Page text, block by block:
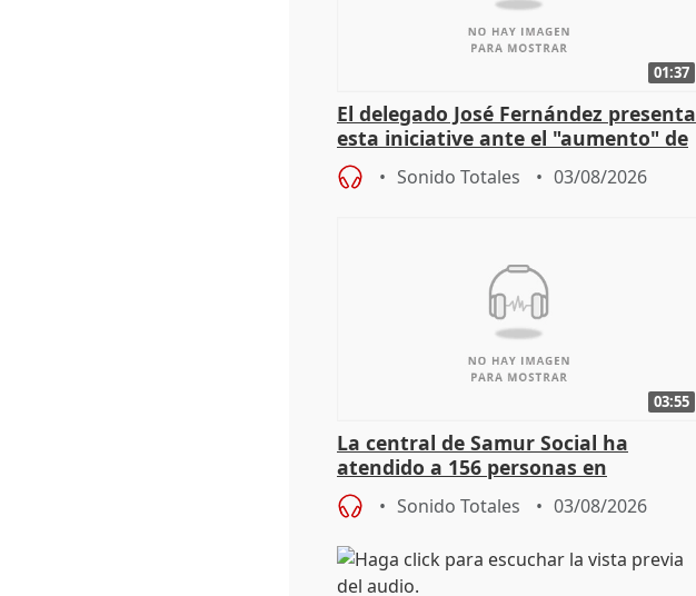
01:37
El delegado José Fernández presenta
esta iniciative ante el "aumento" de
personas sin hogar en Madri
Sonido Totales 03/08/2026
03:55
La central de Samur Social ha
atendido a 156 personas en
situación de calle durante Campaña
de CalorSonido Totales 03/08/2026